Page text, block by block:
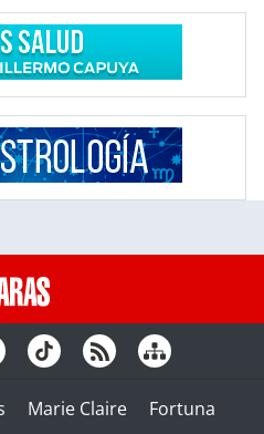
Marie Claire
Fortuna